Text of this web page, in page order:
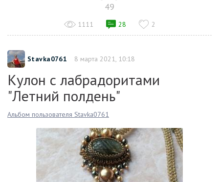
49
1111 28 2
Stavka0761 8 марта 2021, 10:18
Кулон с лабрадоритами
"Летний полдень"
Альбом пользователя Stavka0761